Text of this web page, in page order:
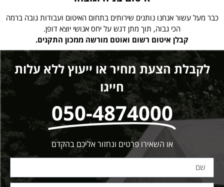
כבר מעל עשור אנחנו נותנים שירותים בתחום האיטום ועבודות גובה ברמה
הכי גבוה, תוך מתן דגש על יחס אנושי יוצא דופן.
קבלן איטום רשום ואוטם מורשה ממכון התקנים.
לקבלת הצעת מחיר או ייעוץ ללא עלות
חייגו
050-4874000
או השאירו פרטים ונחזור אליכם בהקדם